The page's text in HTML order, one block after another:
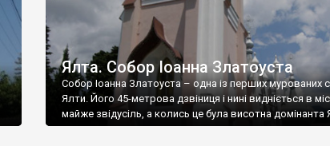
Ялта. Собор Іоанна Златоуста
Собор Іоанна Златоуста – одна із перших мурованих
Ялти. Його 45-метрова дзвіниця і нині видніється в
майже звідусіль, а колись це була висотна домінанта